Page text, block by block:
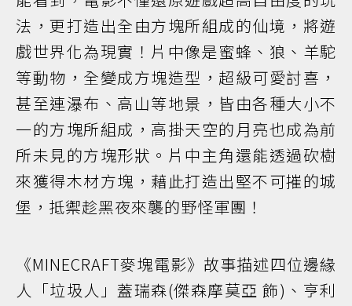
法，更打造出全由方塊所組成的仙境，將遊
戲世界化為現實！片中像是蜜蜂、狼、羊駝
等動物，全變成方塊造型，超級可愛討喜，
甚至連瀑布、高山等地景，皆由各種大小不
一的方塊所組成，高掛天空的月亮也成為前
所未見的方塊形狀。片中主角還能透過砍樹
來獲得木材方塊，藉此打造出堅不可摧的城
堡，抵禦趁黑夜來襲的野怪軍團！
《MINECRAFT麥塊電影》故事描述四位邊緣
人「垃圾人」蓋瑞森(傑森摩莫亞 飾)、亨利